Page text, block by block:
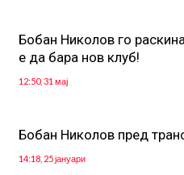
Бобан Николов го
е да бара нов клуб!
12:50, 31 мај
Бобан Николов пред
14:18, 25 јануари